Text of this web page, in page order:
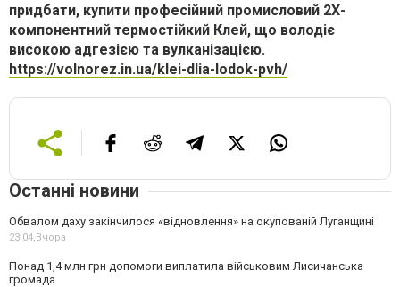
придбати, купити професійний промисловий 2Х-
компонентний термостійкий Клей, що володіє
високою адгезією та вулканізацією.
https://volnorez.in.ua/klei-dlia-lodok-pvh/
Останні новини
Обвалом даху закінчилося «відновлення» на окупованій Луганщині
23:04,Вчора
Понад 1,4 млн грн допомоги виплатила військовим Лисичанська
громада